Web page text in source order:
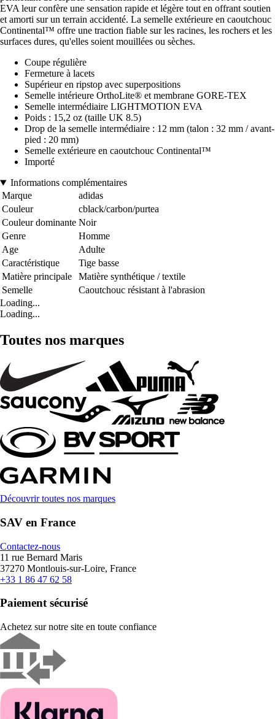
EVA leur confère une sensation rapide et légère tout en offrant soutien
et amorti sur un terrain accidenté. La semelle extérieure en caoutchouc
Continental™ offre une traction fiable sur les racines, les rochers et les
surfaces dures, qu'elles soient mouillées ou sèches.
Coupe régulière
Fermeture à lacets
Supérieur en ripstop avec superpositions
Semelle intérieure OrthoLite® et membrane GORE-TEX
Semelle intermédiaire LIGHTMOTION EVA
Poids : 15,2 oz (taille UK 8.5)
Drop de la semelle intermédiaire : 12 mm (talon : 32 mm / avant-
pied : 20 mm)
Semelle extérieure en caoutchouc Continental™
Importé
Informations complémentaires
Marque
adidas
Couleur
cblack/carbon/purtea
Couleur dominante Noir
Genre
Homme
Age
Adulte
Caractéristique
Tige basse
Matière principale
Matière synthétique / textile
Semelle
Caoutchouc résistant à l'abrasion
Loading...
Loading...
Toutes nos marques
Découvrir toutes nos marques
SAV en France
Contactez-nous
11 rue Bernard Maris
37270 Montlouis-sur-Loire, France
+33 1 86 47 62 58
Paiement sécurisé
Achetez sur notre site en toute confiance